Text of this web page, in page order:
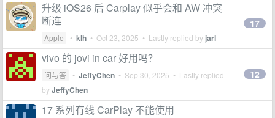
升级 iOS26 后 Carplay 似乎会和 AW 冲突
断连
Apple • klh • Oct 23, 2025 • Lastly replied by jarl
17
vivo 的 jovi in car 好用吗？
问与答 • JeffyChen • Sep 30, 2025 • Lastly replied
byJeffyChen
12
17 系列有线 CarPlay 不能使用